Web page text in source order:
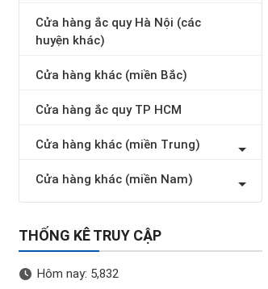
Cửa hàng ắc quy Hà Nội (các
huyện khác)
Cửa hàng khác (miền Bắc)
Cửa hàng ắc quy TP HCM
Cửa hàng khác (miền Trung)
Cửa hàng khác (miền Nam)
THỐNG KÊ TRUY CẬP
Hôm nay: 5,832